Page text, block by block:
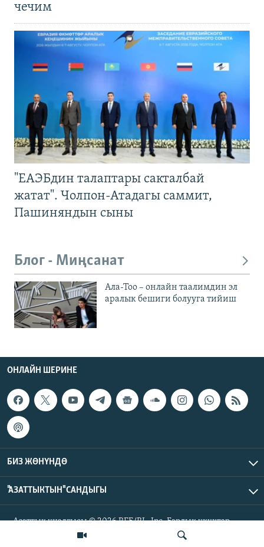
чечим
"ЕАЭБдин талаптары сакталбай
жатат". Чолпон-Атадагы саммит,
Пашиняндын сыны
Блог - Миңсанат
Ала-Тоо – онлайн таалимдин эл
аралык бешиги болууга тийиш
ОНЛАЙН ШЕРИНЕ
БИЗ ЖӨНҮНДӨ
"АЗАТТЫКТЫН" САНДЫГЫ
Азаттык үналгысы © 2026 RFE/RL, Inc. Бардык укуктар